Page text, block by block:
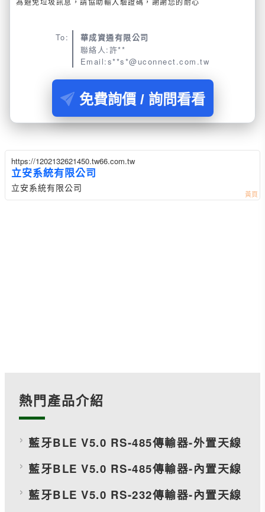
To:
華成資通有限公司
聯絡人:許**
Email:s**s*@uconnect.com.tw
免費詢價 / 詢問看看
https://1202132621450.tw66.com.tw
立安系統有限公司
立安系統有限公司
熱門產品介紹
藍牙BLE V5.0 RS-485傳輸器-外置天線
藍牙BLE V5.0 RS-485傳輸器-內置天線
藍牙BLE V5.0 RS-232傳輸器-內置天線